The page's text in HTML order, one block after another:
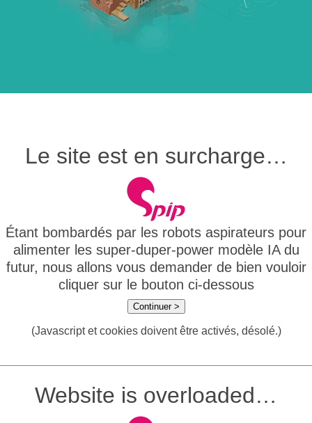
Le site est en surcharge…
Étant bombardés par les robots aspirateurs pour
alimenter les super-duper-power modèle IA du
futur, nous allons vous demander de bien vouloir
cliquer sur le bouton ci-dessous
Continuer >
(Javascript et cookies doivent être activés, désolé.)
Website is overloaded…